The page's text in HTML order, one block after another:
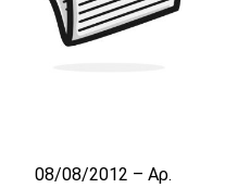
08/08/2012 – Αρ.